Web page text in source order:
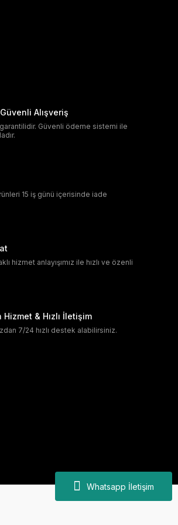
Whatsapp İletişim
Alışveriş
Güvenli ödeme sistemi ile
15 iş günü içerisinde iade
hizmet anlayışımız ile hızlı ve özenli
& Hızlı İletişim
7/24 hızlı destek alabilirsiniz.